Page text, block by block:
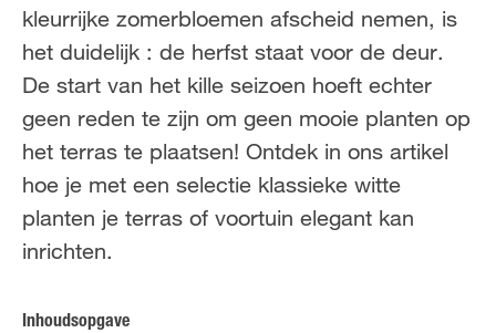
kleurrijke zomerbloemen afscheid nemen, is
het duidelijk : de herfst staat voor de deur.
De start van het kille seizoen hoeft echter
geen reden te zijn om geen mooie planten op
het terras te plaatsen! Ontdek in ons artikel
hoe je met een selectie klassieke witte
planten je terras of voortuin elegant kan
inrichten.
Inhoudsopgave